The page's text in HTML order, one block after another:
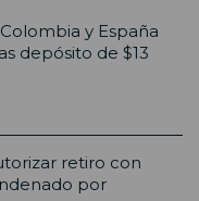
y España
depósito de $13
retiro con
por